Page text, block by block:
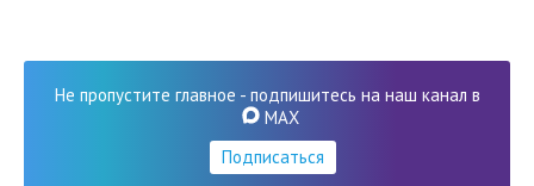
Не пропустите главное - подпишитесь на наш канал в
MAX
Подписаться